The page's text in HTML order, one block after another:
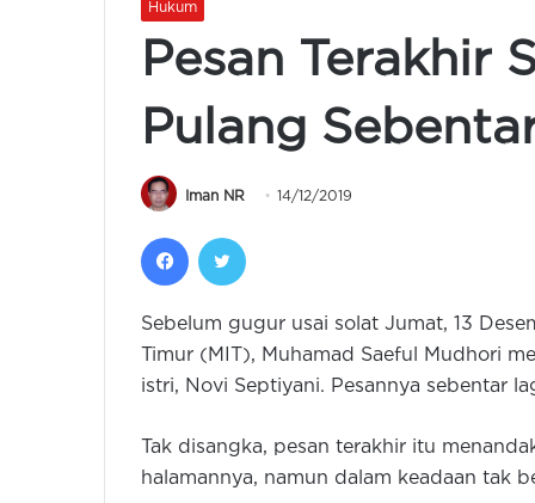
Hukum
Pesan Terakhir
Pulang
Iman NR 14/12/2019
Facebook
Sebelum gugur usai solat Jumat, 13
Timur (MIT), Muhamad Saeful Mudhori
istri, Novi Septiyani. Pesannya sebentar
Tak disangka, pesan terakhir itu
halamannya, namun dalam keadaan tak